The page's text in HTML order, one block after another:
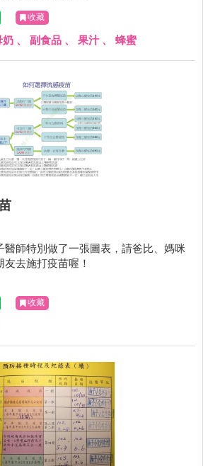
收藏
奶 、 副食品 、 果汁、 蜂蜜
醫師特別做了一張圖表，請爸比、媽咪
去施打疫苗喔！
收藏